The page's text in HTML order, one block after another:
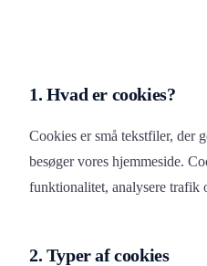
1. Hvad er cookies?
Cookies er små tekstfiler, der
besøger vores hjemmeside.
funktionalitet, analysere trafik
2. Typer af cookies